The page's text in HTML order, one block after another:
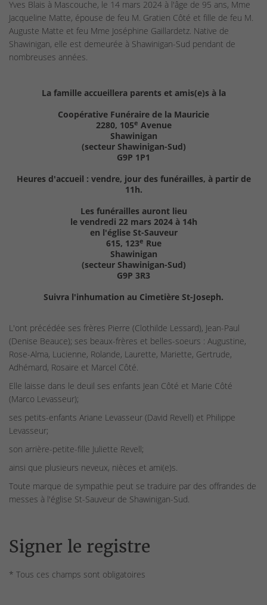
Yves Blais à Mascouche, le 14 mars 2024 à l'âge de 95 ans, Mme
Jacqueline Matte, épouse de feu M. Gratien Côté et fille de feu M.
Auguste Matte et feu Mme Joséphine Gaillardetz. Native de
Shawinigan, elle est demeurée à Shawinigan-Sud pendant de
nombreuses années.
La famille accueillera parents et amis(e)s à la
Coopérative Funéraire de la Mauricie
2280, 105e Avenue
Shawinigan
(secteur Shawinigan-Sud)
G9P 1P1
Heures d'accueil : vendre, jour des funérailles, à partir de
11h.
Les funérailles auront lieu
le vendredi 22 mars 2024 à 14h
en l'église St-Sauveur
615, 123e Rue
Shawinigan
(secteur Shawinigan-Sud)
G9P 3R3
Suivra l'inhumation au Cimetière St-Joseph.
L'ont précédée ses frères Pierre (Clothilde Lessard), Jean-Paul
(Denise Beauce); ses beaux-frères et belles-soeurs : Augustine,
Rose-Alma, Lucienne, Rolande, Laurette, Mariette, Gertrude,
Adhémard, Rosaire et Marcel Côté.
Elle laisse dans le deuil ses enfants Jean Côté et Marie Côté
(Marco Levasseur);
ses petits-enfants Ariane Levasseur (David Revell) et Philippe
Levasseur;
son arrière-petite-fille Juliette Revell;
ainsi que plusieurs neveux, nièces et ami(e)s.
Toute marque de sympathie peut se traduire par des offrandes de
messes à l'église St-Sauveur de Shawinigan-Sud.
Signer le registre
* Tous ces champs sont obligatoires